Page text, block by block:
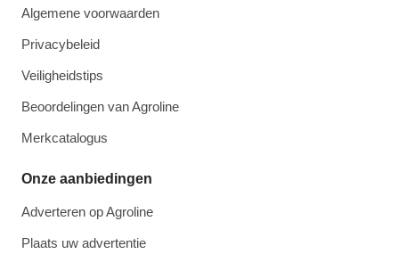
Algemene voorwaarden
Privacybeleid
Veiligheidstips
Beoordelingen van Agroline
Merkcatalogus
Onze aanbiedingen
Adverteren op Agroline
Plaats uw advertentie